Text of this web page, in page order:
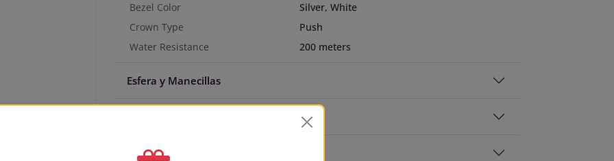
Bezel Color
Silver, White
Crown Type
Push
Water Resistance
200 meters
Esfera y Manecillas
Movimiento